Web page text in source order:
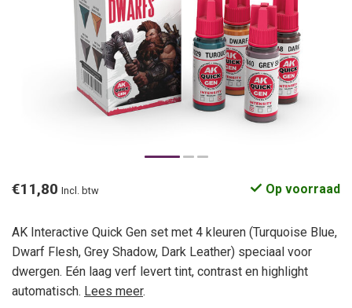
€11,80 Incl. btw Op voorraad
AK Interactive Quick Gen set met 4 kleuren (Turquoise Blue,
Dwarf Flesh, Grey Shadow, Dark Leather) speciaal voor
dwergen. Eén laag verf levert tint, contrast en highlight
automatisch. Lees meer.